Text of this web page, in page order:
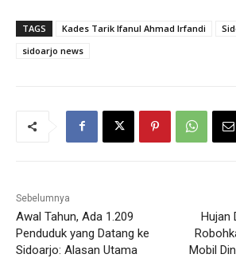
TAGS Kades Tarik Ifanul Ahmad Irfandi
sidoarjo news
Sebelumnya
Awal Tahun, Ada 1.209
Penduduk yang Datang ke
Sidoarjo: Alasan Utama
Hujan
Mobil